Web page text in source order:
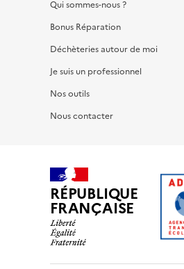
Qui sommes-nous ?
Bonus Réparation
Déchèteries autour de moi
Je suis un professionnel
Nos outils
Nous contacter
RÉPUBLIQUE
FRANÇAISE